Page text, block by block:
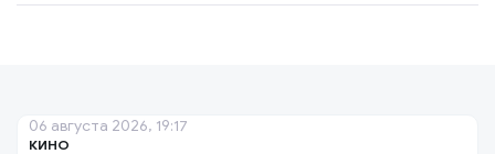
КИНО
06 августа 2026, 19:17